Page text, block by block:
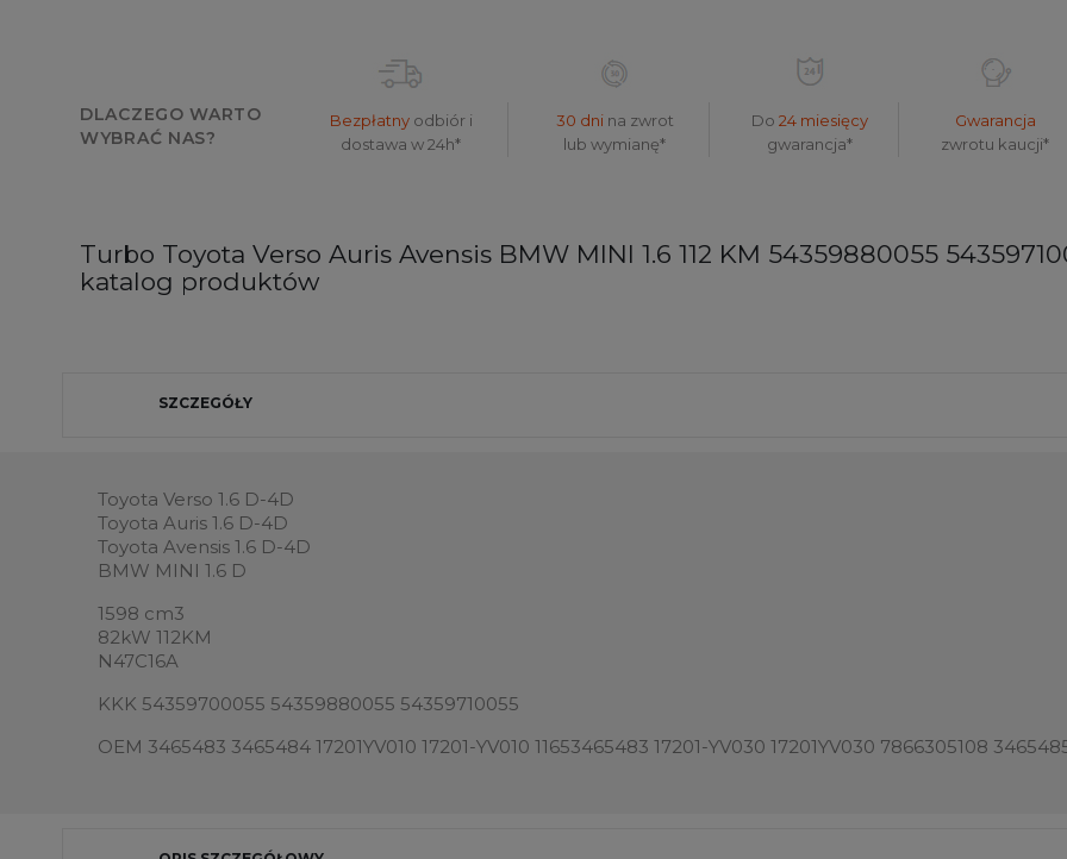
DLACZEGO WARTO
WYBRAĆ NAS?
Bezpłatnyodbiór i
dostawa w 24h*
30 dnina zwrot
lub wymianę*
Do24 miesięcy
gwarancja*
Gwarancja
zwrotu kaucji*
Turbo Toyota Verso Auris Avensis BMW MINI 1.6 112 KM 54359880055
katalog produktów
SZCZEGÓŁY
Toyota Verso 1.6 D-4D
Toyota Auris 1.6 D-4D
Toyota Avensis 1.6 D-4D
BMW MINI 1.6 D
1598 cm3
82kW 112KM
N47C16A
KKK 54359700055 54359880055 54359710055
OEM 3465483 3465484 17201YV010 17201-YV010 11653465483 17201-YV030 17201YV030 7866305108